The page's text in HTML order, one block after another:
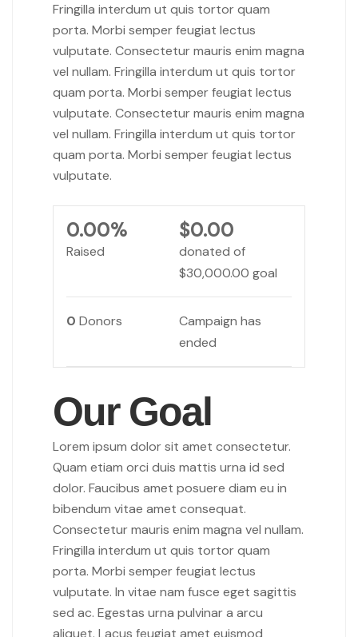
Fringilla interdum ut quis tortor quam
porta. Morbi semper feugiat lectus
vulputate. Consectetur mauris enim magna
vel nullam. Fringilla interdum ut quis tortor
quam porta. Morbi semper feugiat lectus
vulputate. Consectetur mauris enim magna
vel nullam. Fringilla interdum ut quis tortor
quam porta. Morbi semper feugiat lectus
vulputate.
0.00%
Raised
$0.00
donated of
$30,000.00 goal
0 Donors
Campaign has
ended
Our Goal
Lorem ipsum dolor sit amet consectetur.
Quam etiam orci duis mattis urna id sed
dolor. Faucibus amet posuere diam eu in
bibendum vitae amet consequat.
Consectetur mauris enim magna vel nullam.
Fringilla interdum ut quis tortor quam
porta. Morbi semper feugiat lectus
vulputate. In vitae nam fusce eget sagittis
sed ac. Egestas urna pulvinar a arcu
aliquet. Lacus feugiat amet euismod